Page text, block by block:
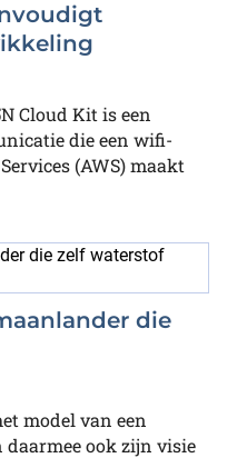
Cloud Kit is een
die een wifi-
(AWS) maakt
die
model van een
daarmee ook zijn visie